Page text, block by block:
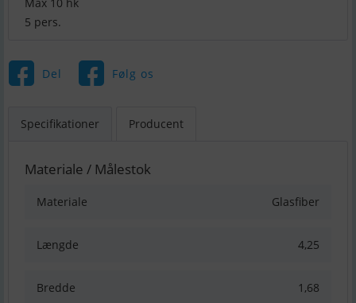
Max 10 hk
5 pers.
Del Følg os
Specifikationer Producent
Materiale / Målestok
Materiale Glasfiber
Længde 4,25
Bredde 1,68